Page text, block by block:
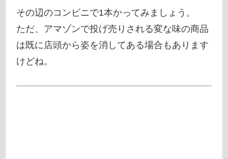
その辺のコンビニで1本かってみましょう。
ただ、アマゾンで投げ売りされる変な味の商品
は既に店頭から姿を消してある場合もあります
けどね。